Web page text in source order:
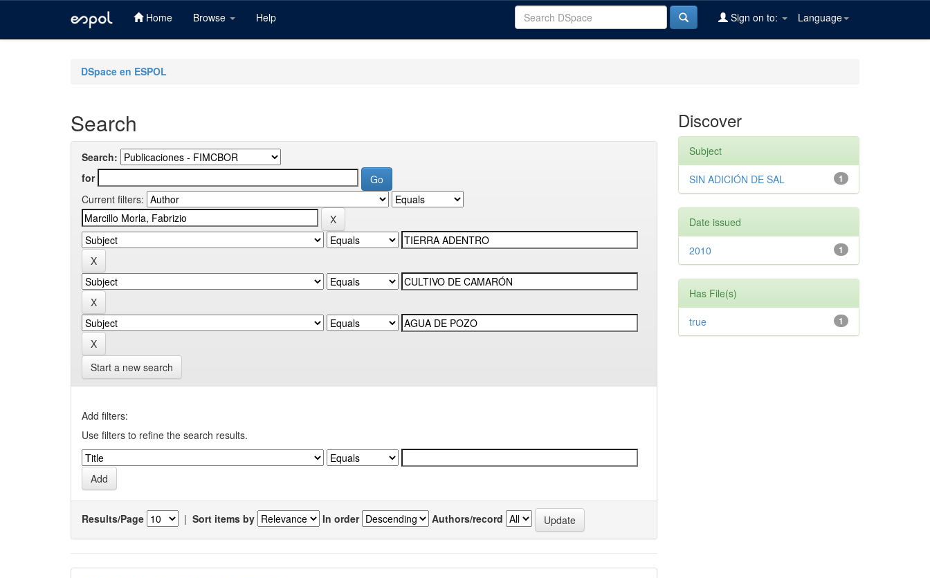
Home Browse Help Language
Sign on to:
DSpace en ESPOL
Search
Search:
for
Current filters:
Start a new search
Add filters:
Use filters to refine the search results.
Results/Page | Sort items by In order Authors/record
Discover
Subject
1
SIN ADICIÓN DE SAL
Date issued
1
2010
Has File(s)
1
true